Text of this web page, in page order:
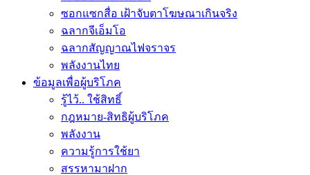
ซอกแซกสื่อ เฝ้าจับตาโฆษณาเกินจริง
ฉลากจีเอ็มโอ
ฉลากสัญญาณไฟจราจร
พลังงานไทย
ข้อมูลเพื่อผู้บริโภค
รู้ไว้.. ใช้สิทธิ์
กฎหมาย-สิทธิผู้บริโภค
พลังงาน
ความรู้การใช้ยา
สรรหามาฝาก